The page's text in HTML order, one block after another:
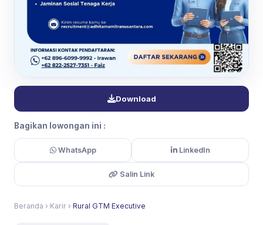
Download
Bagikan lowongan ini :
WhatsApp LinkedIn
Salin Link
Beranda › Karir › Rural GTM Executive